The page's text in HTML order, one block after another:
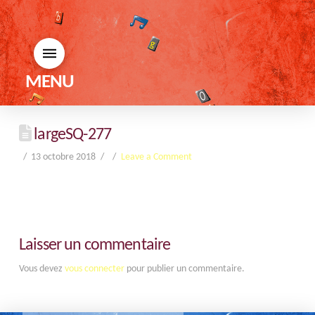
MENU
largeSQ-277
13 octobre 2018 Leave a Comment
Laisser un commentaire
Vous devez vous connecterpour publier un commentaire.